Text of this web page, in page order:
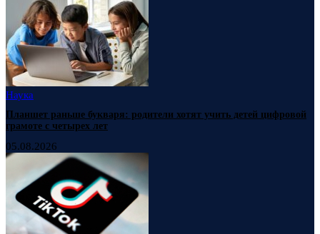
Наука
Планшет раньше букваря: родители хотят учить детей цифровой
грамоте с четырех лет
05.08.2026